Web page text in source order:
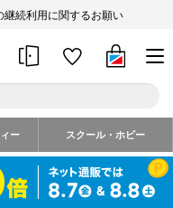
継続利用に関するお願い
ー スクール・ホビー